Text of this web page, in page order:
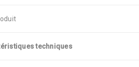
techniques